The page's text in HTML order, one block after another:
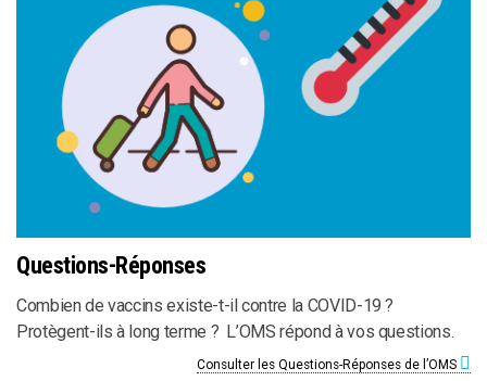
Questions-Réponses
Combien de vaccins existe-t-il contre la COVID-19 ?
Protègent-ils à long terme ? L’OMS répond à vos questions.
Consulter les Questions-Réponses de l’OMS